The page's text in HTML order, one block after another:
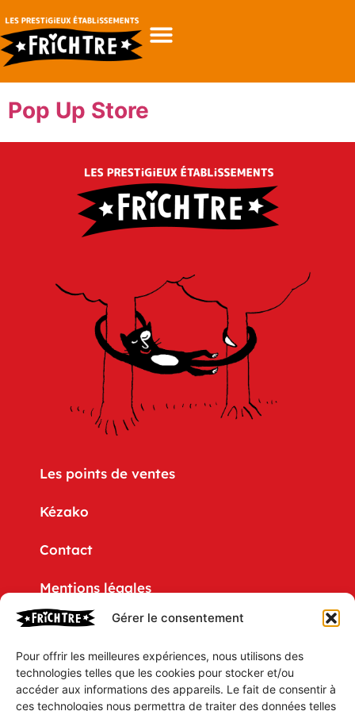
Gérer le consentement
Pour offrir les meilleures expériences, nous utilisons des
technologies telles que les cookies pour stocker et/ou
accéder aux informations des appareils. Le fait de consentir à
ces technologies nous permettra de traiter des données telles
Pop Up Store
Les points de ventes
Kézako
Contact
Mentions légales
Politique de confidentialité
CGV
Mon compte